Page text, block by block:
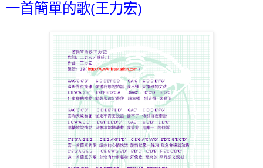
一首簡單的歌(王力宏)